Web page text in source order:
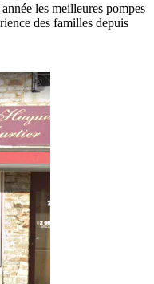
les meilleures pompes
des familles depuis